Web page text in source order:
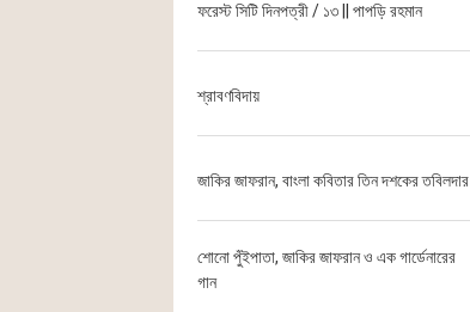
ফরেস্ট সিটি দিনপত্রী / ১৩ || পাপড়ি রহমান
শ্রাবণবিদায়
জাকির জাফরান, বাংলা কবিতার তিন দশকের তবিলদার
শোনো পুঁইপাতা, জাকির জাফরান ও এক গার্ডেনারের
গান